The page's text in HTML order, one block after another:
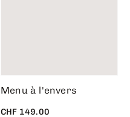
Menu à l'envers
CHF 149.00